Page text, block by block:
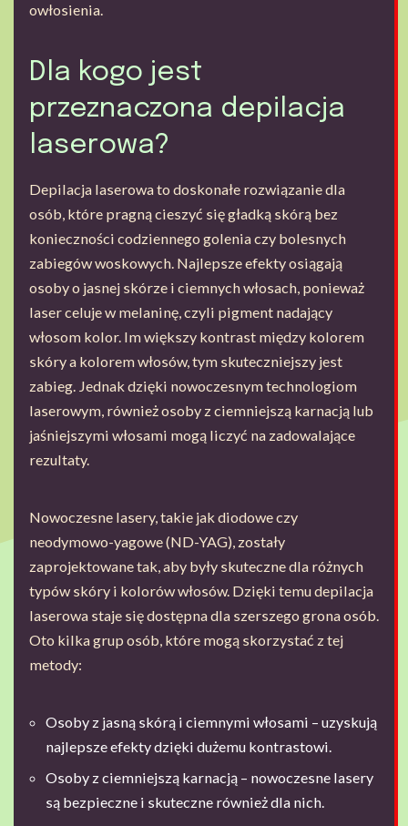
owłosienia.
Dla kogo jest
przeznaczona depilacja
laserowa?
Depilacja laserowa to doskonałe rozwiązanie dla
osób, które pragną cieszyć się gładką skórą bez
konieczności codziennego golenia czy bolesnych
zabiegów woskowych. Najlepsze efekty osiągają
osoby o jasnej skórze i ciemnych włosach, ponieważ
laser celuje w melaninę, czyli pigment nadający
włosom kolor. Im większy kontrast między kolorem
skóry a kolorem włosów, tym skuteczniejszy jest
zabieg. Jednak dzięki nowoczesnym technologiom
laserowym, również osoby z ciemniejszą karnacją lub
jaśniejszymi włosami mogą liczyć na zadowalające
rezultaty.
Nowoczesne lasery, takie jak diodowe czy
neodymowo-yagowe (ND-YAG), zostały
zaprojektowane tak, aby były skuteczne dla różnych
typów skóry i kolorów włosów. Dzięki temu depilacja
laserowa staje się dostępna dla szerszego grona osób.
Oto kilka grup osób, które mogą skorzystać z tej
metody:
Osoby z jasną skórą i ciemnymi włosami – uzyskują
najlepsze efekty dzięki dużemu kontrastowi.
Osoby z ciemniejszą karnacją – nowoczesne lasery
są bezpieczne i skuteczne również dla nich.